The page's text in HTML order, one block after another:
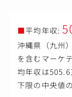
・広告配信（
・タグ設計・設
・LP改善、A/B
・広告クリエイ
分析・改善提案
・データポータ
・ヒートマップ
・CRM/MA/
■平均年収:
沖縄県（九州
を含むマーケ
均年収は505.6
下限の中央値